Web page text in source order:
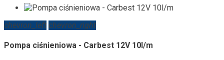
chevron_left chevron_right
Pompa ciśnieniowa - Carbest 12V 10l/m